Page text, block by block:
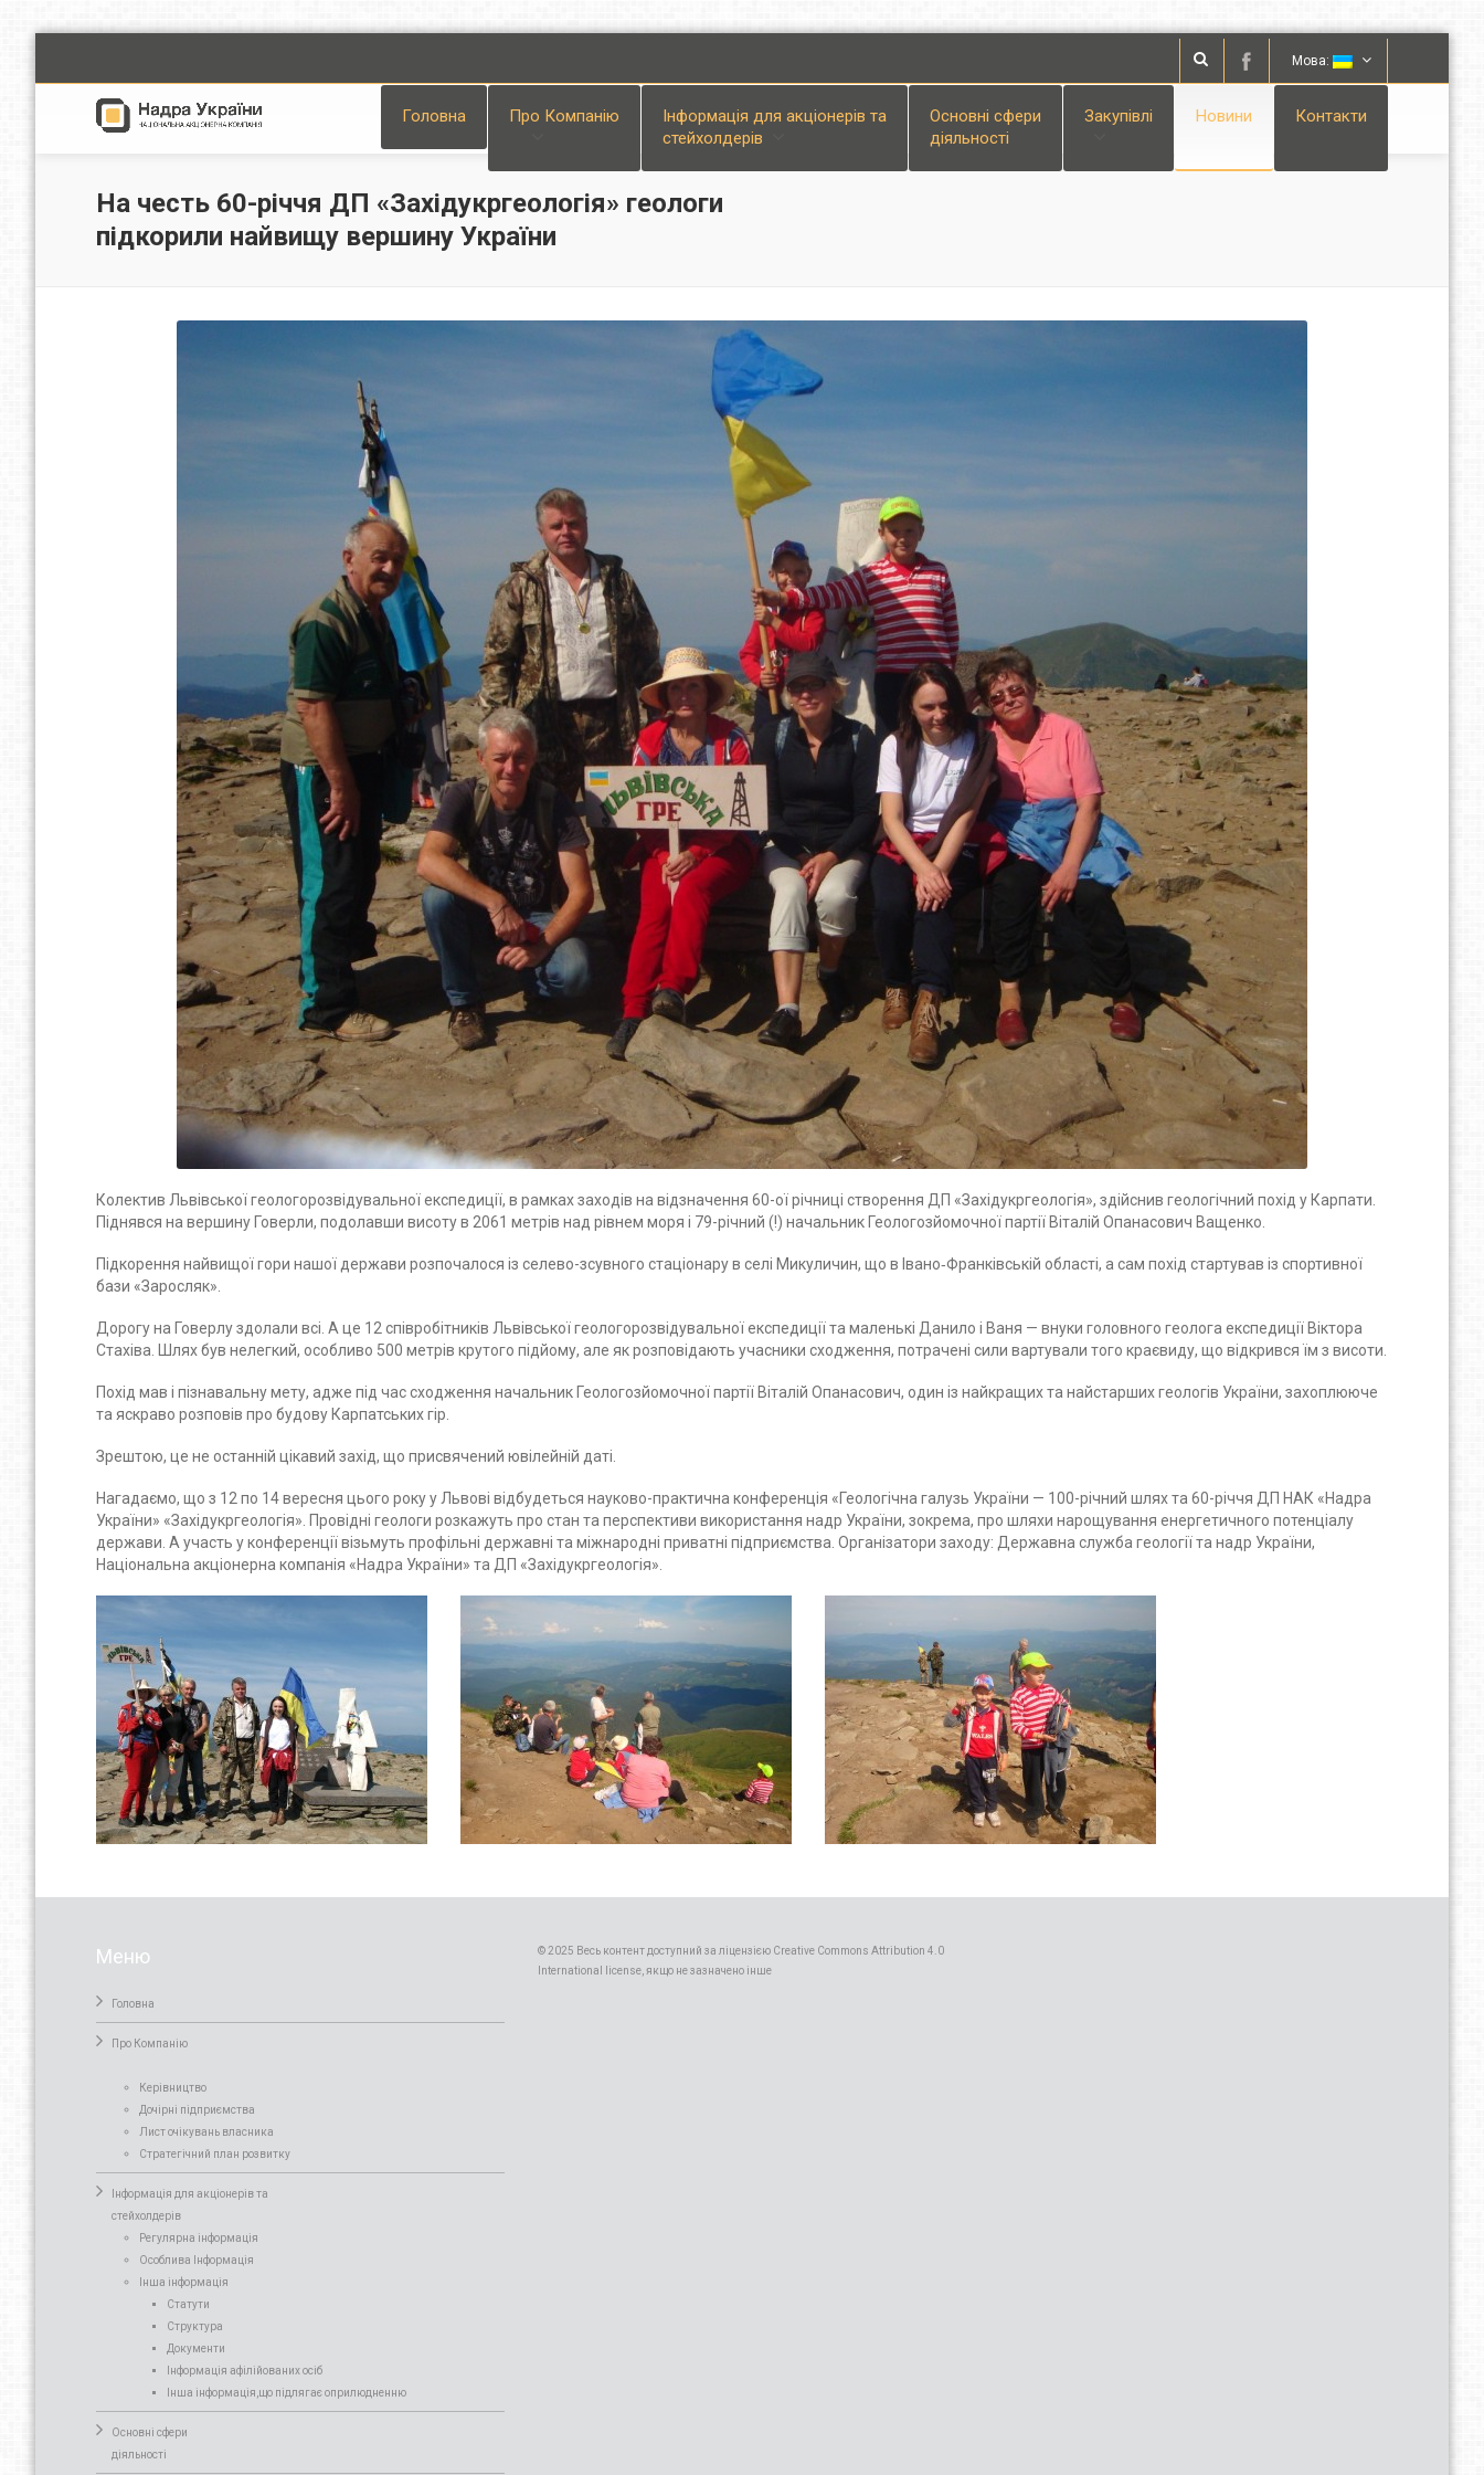
Мова:
Головна Про Компанiю
Інформація для акціонерів та
стейхолдерів
Основні сфери
діяльності
Закупівлі Новини Контакти
На честь 60-річчя ДП «Західукргеологія» геологи
підкорили найвищу вершину України
Колектив Львівської геологорозвідувальної експедиції, в рамках заходів на відзначення 60-ої річниці створення ДП «Західукргеологія», здійснив геологічний похід у Карпати.
Піднявся на вершину Говерли, подолавши висоту в 2061 метрів над рівнем моря і 79-річний (!) начальник Геологозйомочної партії Віталій Опанасович Ващенко.
Підкорення найвищої гори нашої держави розпочалося із селево-зсувного стаціонару в селі Микуличин, що в Івано‑Франківській області, а сам похід стартував із спортивної
бази «Заросляк».
Дорогу на Говерлу здолали всі. А це 12 співробітників Львівської геологорозвідувальної експедиції та маленькі Данило і Ваня — внуки головного геолога експедиції Віктора
Стахіва. Шлях був нелегкий, особливо 500 метрів крутого підйому, але як розповідають учасники сходження, потрачені сили вартували того краєвиду, що відкрився їм з висоти.
Похід мав і пізнавальну мету, адже під час сходження начальник Геологозйомочної партії Віталій Опанасович, один із найкращих та найстарших геологів України, захоплююче
та яскраво розповів про будову Карпатських гір.
Зрештою, це не останній цікавий захід, що присвячений ювілейній даті.
Нагадаємо, що з 12 по 14 вересня цього року у Львові відбудеться науково-практична конференція «Геологічна галузь України — 100-річний шлях та 60-річчя ДП НАК «Надра
України» «Західукргеологія». Провідні геологи розкажуть про стан та перспективи використання надр України, зокрема, про шляхи нарощування енергетичного потенціалу
держави. А участь у конференції візьмуть профільні державні та міжнародні приватні підприємства. Організатори заходу: Державна служба геології та надр України,
Національна акціонерна компанія «Надра України» та ДП «Західукргеологія».
Меню
Головна
Про Компанiю
Керівництво
Дочірні підприємства
Лист очікувань власника
Стратегічний план розвитку
Інформація для акціонерів та
стейхолдерів
Регулярна інформація
Особлива Інформація
Інша інформація
Статути
Структура
Документи
Інформація афілійованих осіб
Інша інформація,що підлягає оприлюдненню
Основні сфери
діяльності
© 2025 Весь контент доступний за ліцензією Creative Commons Attribution 4.0
International license, якщо не зазначено інше